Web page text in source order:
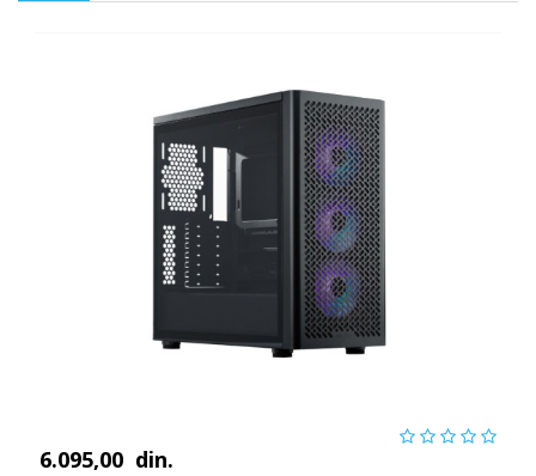
6.095,00 din.